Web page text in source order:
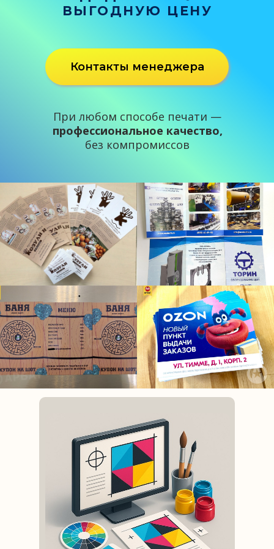
ВЫГОДНУЮ ЦЕНУ
При любом способе печати —
профессиональное качество,
без компромиссов
Контакты менеджера
Компания "Арбат". Печать листовок в
Архангельске. Печать флаеров в Архангельске.
Печать евробуклетов в Архангельске.